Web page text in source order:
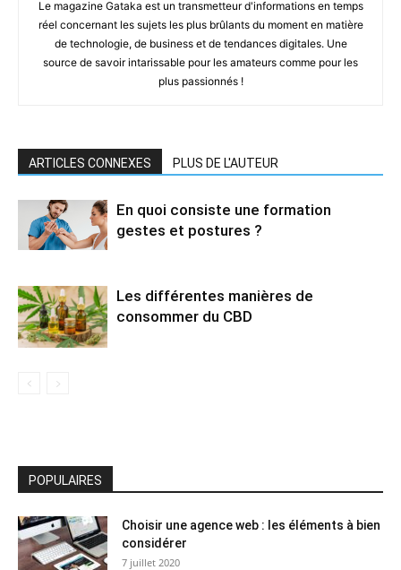
Le magazine Gataka est un transmetteur d'informations en temps
réel concernant les sujets les plus brûlants du moment en matière
de technologie, de business et de tendances digitales. Une
source de savoir intarissable pour les amateurs comme pour les
plus passionnés !
ARTICLES CONNEXES PLUS DE L'AUTEUR
En quoi consiste une formation
gestes et postures ?
Les différentes manières de
consommer du CBD
POPULAIRES
Choisir une agence web : les éléments à bien
considérer
7 juillet 2020